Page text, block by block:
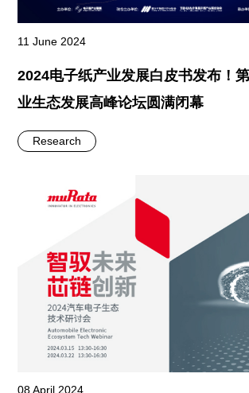
11 June 2024
2024电子纸产业发展白皮书发布！
业生态发展高峰论坛圆满闭幕
Research
08 April 2024